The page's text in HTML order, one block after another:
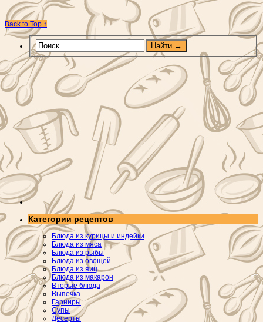
Back to Top ↑
Категории рецептов
Блюда из курицы и индейки
Блюда из мяса
Блюда из рыбы
Блюда из овощей
Блюда из яиц
Блюда из макарон
Вторые блюда
Выпечка
Гарниры
Супы
Десерты